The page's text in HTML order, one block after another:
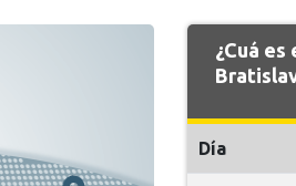
¿Cuá
Día